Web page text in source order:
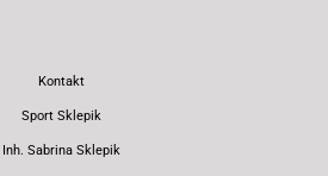
Kontakt
Sport Sklepik
Inh. Sabrina Sklepik